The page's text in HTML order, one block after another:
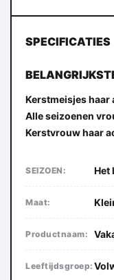
SPECIFICATIES
Kerstmeisjes haar
Alle seizoenen
Kerstvrouw haar
SEIZOEN: Het
Maat:
Productnaam:
Leeftijdsgroep: